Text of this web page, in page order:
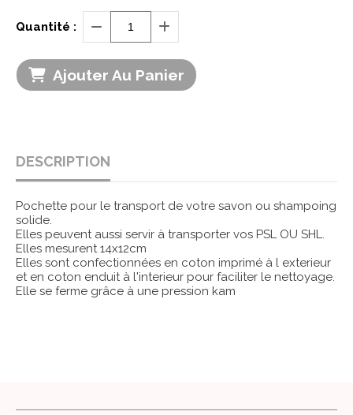
Quantité :
Ajouter Au Panier
DESCRIPTION
Pochette pour le transport de votre savon ou shampoing
solide.
Elles peuvent aussi servir à transporter vos PSL OU SHL.
Elles mesurent 14x12cm
Elles sont confectionnées en coton imprimé à l exterieur
et en coton enduit à l'interieur pour faciliter le nettoyage.
Elle se ferme grâce à une pression kam